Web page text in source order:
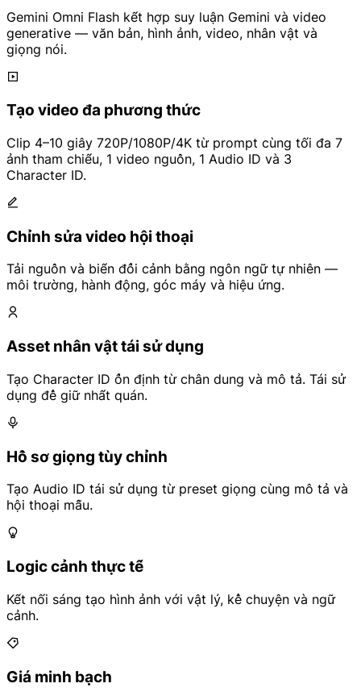
Gemini Omni Flash kết hợp suy luận Gemini và video
generative — văn bản, hình ảnh, video, nhân vật và
giọng nói.
Tạo video đa phương thức
Clip 4–10 giây 720P/1080P/4K từ prompt cùng tối đa 7
ảnh tham chiếu, 1 video nguồn, 1 Audio ID và 3
Character ID.
Chỉnh sửa video hội thoại
Tải nguồn và biến đổi cảnh bằng ngôn ngữ tự nhiên —
môi trường, hành động, góc máy và hiệu ứng.
Asset nhân vật tái sử dụng
Tạo Character ID ổn định từ chân dung và mô tả. Tái sử
dụng để giữ nhất quán.
Hồ sơ giọng tùy chỉnh
Tạo Audio ID tái sử dụng từ preset giọng cùng mô tả và
hội thoại mẫu.
Logic cảnh thực tế
Kết nối sáng tạo hình ảnh với vật lý, kể chuyện và ngữ
cảnh.
Giá minh bạch